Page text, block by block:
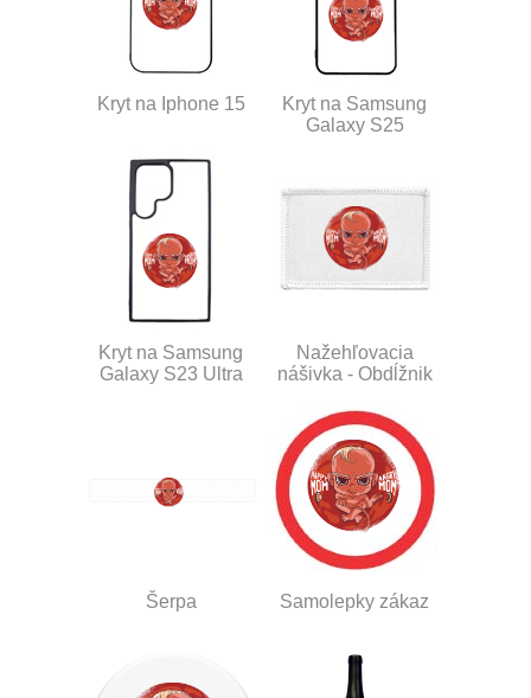
Kryt na Iphone 15
Kryt na Samsung
Galaxy S25
Kryt na Samsung
Galaxy S23 Ultra
Nažehľovacia
nášivka - Obdĺžnik
Šerpa Samolepky zákaz